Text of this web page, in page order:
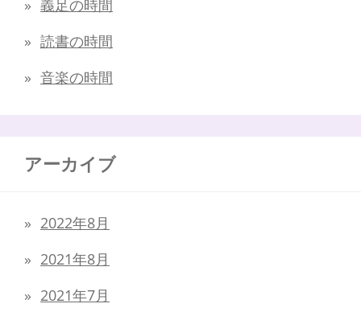
義足の時間
読書の時間
音楽の時間
アーカイブ
2022年8月
2021年8月
2021年7月